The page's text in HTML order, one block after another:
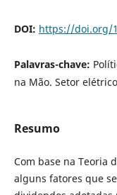
DOI: https://doi.org/
Palavras-chave:
na Mão. Setor
Resumo
Com base na Teoria
alguns fatores que